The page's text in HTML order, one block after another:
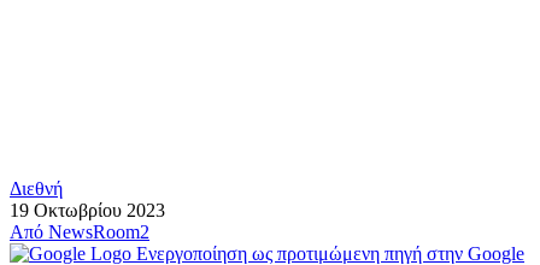
Διεθνή
19 Οκτωβρίου 2023
Από NewsRoom2
Ενεργοποίηση ως προτιμώμενη πηγή στην Google